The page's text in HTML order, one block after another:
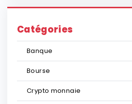
Catégories
Banque
Bourse
Crypto monnaie